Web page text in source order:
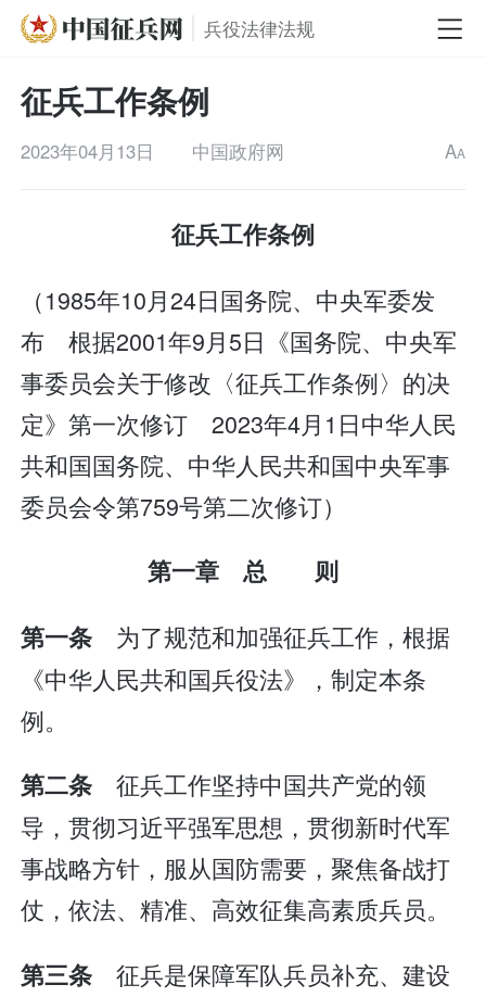
兵役法律法规
征兵工作条例
2023年04月13日 中国政府网 AA
征兵工作条例
（1985年10月24日国务院、中央军委发
布 根据2001年9月5日《国务院、中央军
事委员会关于修改〈征兵工作条例〉的决
定》第一次修订 2023年4月1日中华人民
共和国国务院、中华人民共和国中央军事
委员会令第759号第二次修订）
第一章 总 则
第一条 为了规范和加强征兵工作，根据
《中华人民共和国兵役法》，制定本条
例。
第二条 征兵工作坚持中国共产党的领
导，贯彻习近平强军思想，贯彻新时代军
事战略方针，服从国防需要，聚焦备战打
仗，依法、精准、高效征集高素质兵员。
第三条 征兵是保障军队兵员补充、建设